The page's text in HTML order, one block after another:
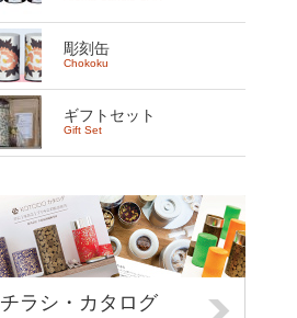
彫刻缶
Chokoku
ギフトセット
Gift Set
チラシ・カタログ